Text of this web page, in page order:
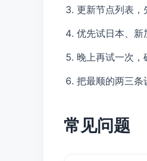
更新节点列表，
优先试日本、新
晚上再试一次，
把最顺的两三条
常见问题